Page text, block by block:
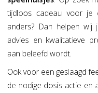
tijdloos cadeau voor je
anders? Dan helpen wij
advies en kwalitatieve
aan beleefd wordt.
Ook voor een geslaagd
de nodige dosis actie en